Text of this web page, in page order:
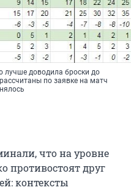
лучше доводила броски до
по заявке на матч
что на уровне
противостоят друг
контексты